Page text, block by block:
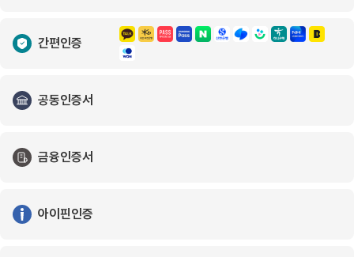
간편인증
공동인증서
금융인증서
아이핀인증